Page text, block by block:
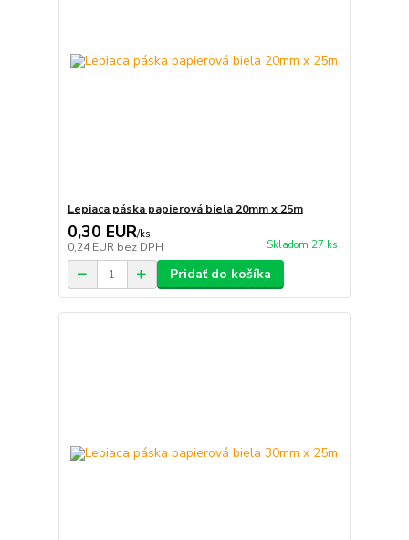
Lepiaca páska papierová biela 20mm x 25m
0,30 EUR/ks
0,24 EUR bez DPH Skladom 27 ks
Pridať do košíka